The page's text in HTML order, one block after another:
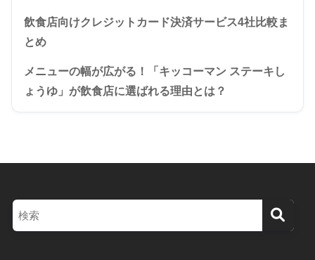
飲食店向けクレジットカード決済サービス4社比較ま
とめ
メニューの幅が広がる！「キッコーマン ステーキし
ょうゆ」が飲食店に選ばれる理由とは？